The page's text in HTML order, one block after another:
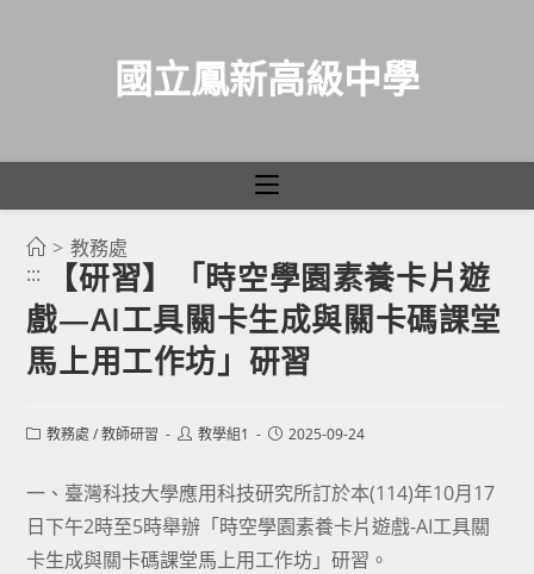
國立鳳新高級中學
> 教務處
:::
【研習】「時空學園素養卡片遊
戲—AI工具關卡生成與關卡碼課堂
馬上用工作坊」研習
Post教務處 / 教師研習
Post教學組1
Post2025-09-24
一、臺灣科技大學應用科技研究所訂於本(114)年10月17
日下午2時至5時舉辦「時空學園素養卡片遊戲-AI工具關
卡生成與關卡碼課堂馬上用工作坊」研習。